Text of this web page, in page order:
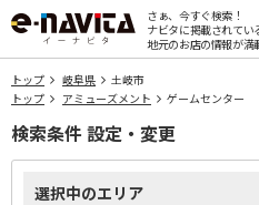
さぁ、今すぐ検索！
ナビタに掲載されてい
地元のお店の情報が満
トップ 岐阜県
土岐市
トップ
アミューズメント ゲームセンター
検索条件 設定・変更
選択中のエリア